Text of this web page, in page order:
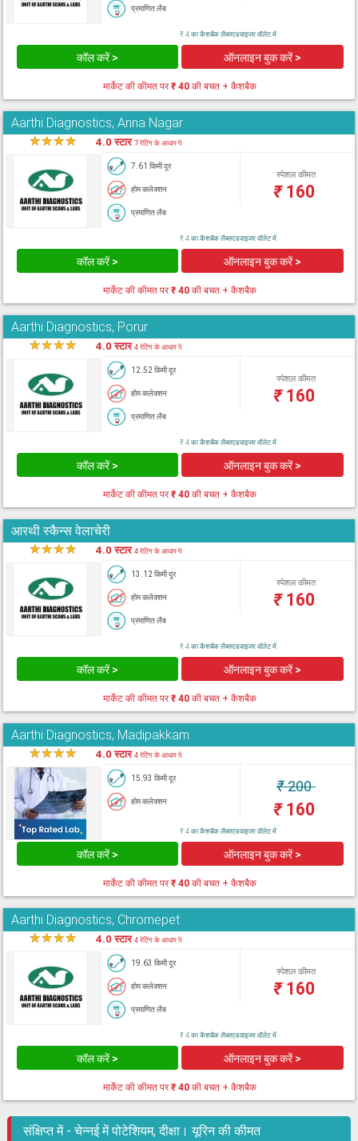
प्रमाणित लैब
₹ 4 का कैशबैक लैब्सएडवाइजर वॉलेट में
कॉल करें > ऑनलाइन बुक करें >
मार्केट की कीमत पर₹ 40 की बचत + कैशबैक
Aarthi Diagnostics, Anna Nagar
★★★★ 4.0 स्टार7 रेटिंग के आधार पे
7.61 किमी दूर
होम कलेक्शन
प्रमाणित लैब
स्पेशल कीमत
₹160
₹ 4 का कैशबैक लैब्सएडवाइजर वॉलेट में
कॉल करें > ऑनलाइन बुक करें >
मार्केट की कीमत पर₹ 40 की बचत + कैशबैक
Aarthi Diagnostics, Porur
★★★★ 4.0 स्टार4 रेटिंग के आधार पे
12.52 किमी दूर
होम कलेक्शन
प्रमाणित लैब
स्पेशल कीमत
₹160
₹ 4 का कैशबैक लैब्सएडवाइजर वॉलेट में
कॉल करें > ऑनलाइन बुक करें >
मार्केट की कीमत पर₹ 40 की बचत + कैशबैक
आरथी स्कैन्स वेलाचेरी
★★★★ 4.0 स्टार4 रेटिंग के आधार पे
13.12 किमी दूर
होम कलेक्शन
प्रमाणित लैब
स्पेशल कीमत
₹160
₹ 4 का कैशबैक लैब्सएडवाइजर वॉलेट में
कॉल करें > ऑनलाइन बुक करें >
मार्केट की कीमत पर₹ 40 की बचत + कैशबैक
Aarthi Diagnostics, Madipakkam
★★★★ 4.0 स्टार4 रेटिंग के आधार पे
15.93 किमी दूर
होम कलेक्शन
₹200
₹160
₹ 4 का कैशबैक लैब्सएडवाइजर वॉलेट में
कॉल करें > ऑनलाइन बुक करें >
मार्केट की कीमत पर₹ 40 की बचत + कैशबैक
Aarthi Diagnostics, Chromepet
★★★★ 4.0 स्टार4 रेटिंग के आधार पे
19.63 किमी दूर
होम कलेक्शन
प्रमाणित लैब
स्पेशल कीमत
₹160
₹ 4 का कैशबैक लैब्सएडवाइजर वॉलेट में
कॉल करें > ऑनलाइन बुक करें >
मार्केट की कीमत पर₹ 40 की बचत + कैशबैक
संक्षिप्त में - चेन्नई में पोटेशियम, दीक्षा। यूरिन की कीमत